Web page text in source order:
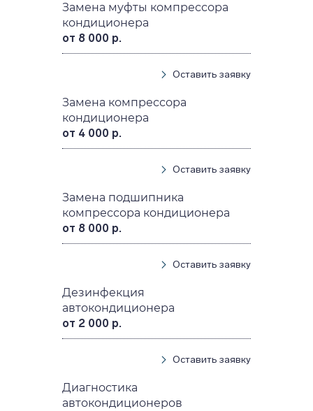
Замена муфты компрессора
кондиционера
от 8 000 р.
Оставить заявку
Замена компрессора
кондиционера
от 4 000 р.
Оставить заявку
Замена подшипника
компрессора кондиционера
от 8 000 р.
Оставить заявку
Дезинфекция
автокондиционера
от 2 000 р.
Оставить заявку
Диагностика
автокондиционеров